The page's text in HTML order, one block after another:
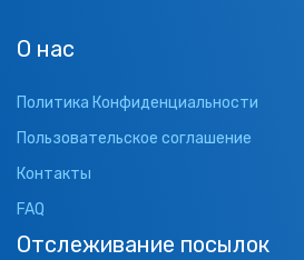
О нас
Политика Конфиденциальности
Пользовательское соглашение
Контакты
FAQ
Отслеживание посылок